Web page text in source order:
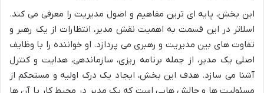
این بخش، پایه ای ترین مفاهیم و اصول مدیریت را معرفی می کند.
اسلاتر در این قسمت به اهمیت نقش مدیر، انتظارات از یک رهبر و
تفاوت های بین مدیریت و رهبری می پردازد. او خواننده را با وظایف
اصلی یک مدیر، از جمله برنامه ریزی، سازماندهی، هدایت و کنترل
آشنا می سازد. هدف این بخش، ایجاد یک درک اولیه و مستحکم از
مسئولیت ها و چالش هایی است که یک مدیر در محیط کار با آن ها